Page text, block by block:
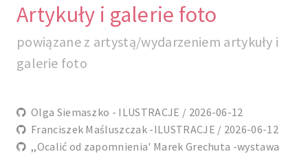
Artykuły i galerie foto
powiązane z artystą/wydarzeniem artykuły i
galerie foto
Olga Siemaszko - ILUSTRACJE / 2026-06-12
Franciszek Maśluszczak -ILUSTRACJE / 2026-06-12
,,Ocalić od zapomnienia' Marek Grechuta -wystawa